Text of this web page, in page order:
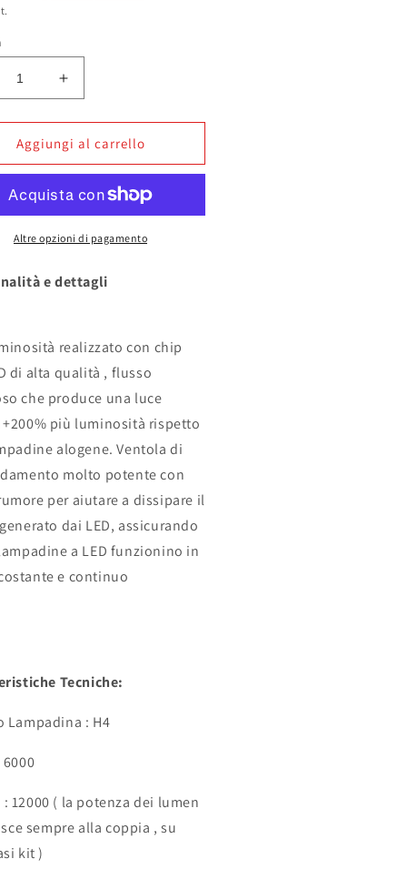
Aumenta
quantità
per
LAMPADE
H4
FIAT
PANDA
III
LUMEN
ANABBAGLIANTE
CANBUS
NO
ERROR
Aggiungi al carrello
Altre opzioni di pagamento
e dettagli
realizzato con chip
di alta qualità , flusso
che produce una luce
+200% più luminosità rispetto
alogene. Ventola di
molto potente con
per aiutare a dissipare il
dai LED, assicurando
a LED funzionino in
e continuo
Tecniche:
Lampadina : H4
: 12000 ( la potenza dei lumen
sempre alla coppia , su
kit )